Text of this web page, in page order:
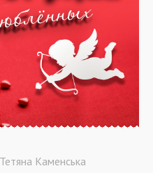
Тетяна Каменська